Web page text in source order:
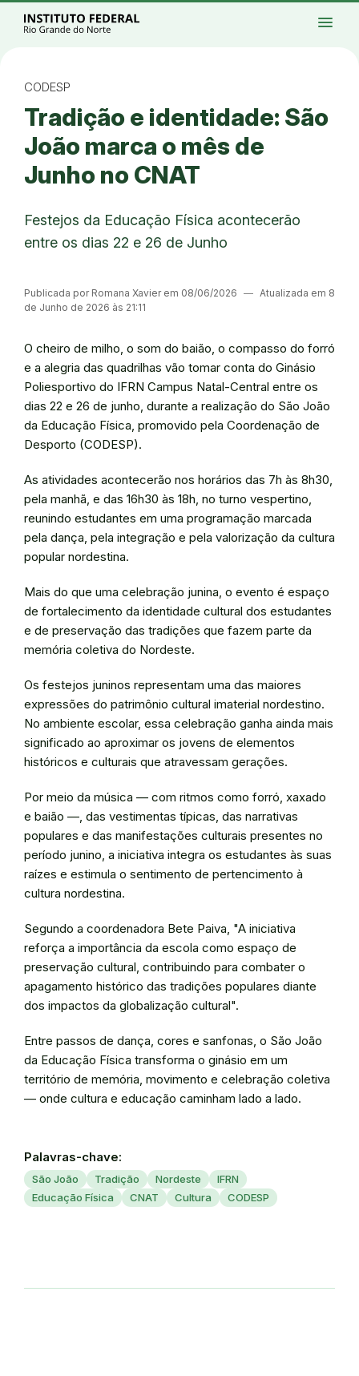
Ir para a página inicial
Ir para a busca
Alto contraste
Login da Área Administrativa
Acessibilidade
menu
CODESP
Tradição e identidade: São
João marca o mês de
Junho no CNAT
Festejos da Educação Física acontecerão
entre os dias 22 e 26 de Junho
Publicada por Romana Xavier em 08/06/2026 ― Atualizada em 8
de Junho de 2026 às 21:11
O cheiro de milho, o som do baião, o compasso do forró
e a alegria das quadrilhas vão tomar conta do Ginásio
Poliesportivo do IFRN Campus Natal-Central entre os
dias 22 e 26 de junho, durante a realização do São João
da Educação Física, promovido pela Coordenação de
Desporto (CODESP).
As atividades acontecerão nos horários das 7h às 8h30,
pela manhã, e das 16h30 às 18h, no turno vespertino,
reunindo estudantes em uma programação marcada
pela dança, pela integração e pela valorização da cultura
popular nordestina.
Mais do que uma celebração junina, o evento é espaço
de fortalecimento da identidade cultural dos estudantes
e de preservação das tradições que fazem parte da
memória coletiva do Nordeste.
Os festejos juninos representam uma das maiores
expressões do patrimônio cultural imaterial nordestino.
No ambiente escolar, essa celebração ganha ainda mais
significado ao aproximar os jovens de elementos
históricos e culturais que atravessam gerações.
Por meio da música — com ritmos como forró, xaxado
e baião —, das vestimentas típicas, das narrativas
populares e das manifestações culturais presentes no
período junino, a iniciativa integra os estudantes às suas
raízes e estimula o sentimento de pertencimento à
cultura nordestina.
Segundo a coordenadora Bete Paiva, "A iniciativa
reforça a importância da escola como espaço de
preservação cultural, contribuindo para combater o
apagamento histórico das tradições populares diante
dos impactos da globalização cultural".
Entre passos de dança, cores e sanfonas, o São João
da Educação Física transforma o ginásio em um
território de memória, movimento e celebração coletiva
— onde cultura e educação caminham lado a lado.
Palavras-chave:
São João Tradição Nordeste
IFRN
Educação Física
CNAT Cultura CODESP